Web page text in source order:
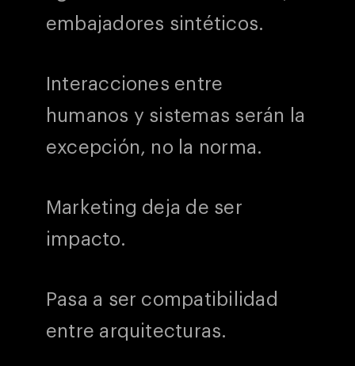
embajadores sintéticos.
Interacciones entre
humanos y sistemas serán la
excepción, no la norma.
Marketing deja de ser
impacto.
Pasa a ser compatibilidad
entre arquitecturas.